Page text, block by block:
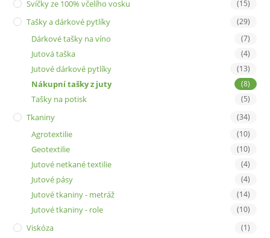
Svíčky ze 100% včelího vosku (15)
Tašky a dárkové pytlíky (29)
Dárkové tašky na víno (7)
Jutová taška (4)
Jutové dárkové pytlíky (13)
Nákupní tašky z juty (8)
Tašky na potisk (5)
Tkaniny (34)
Agrotextilie (10)
Geotextilie (10)
Jutové netkané textilie (4)
Jutové pásy (4)
Jutové tkaniny - metráž (14)
Jutové tkaniny - role (10)
Viskóza (1)